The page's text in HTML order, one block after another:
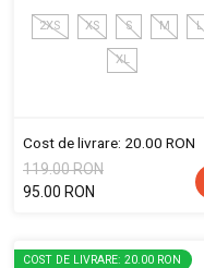
2XS XS S M L
XL
Cost de livrare: 20.00 RON
119.00 RON
95.00 RON
COST DE LIVRARE: 20.00 RON